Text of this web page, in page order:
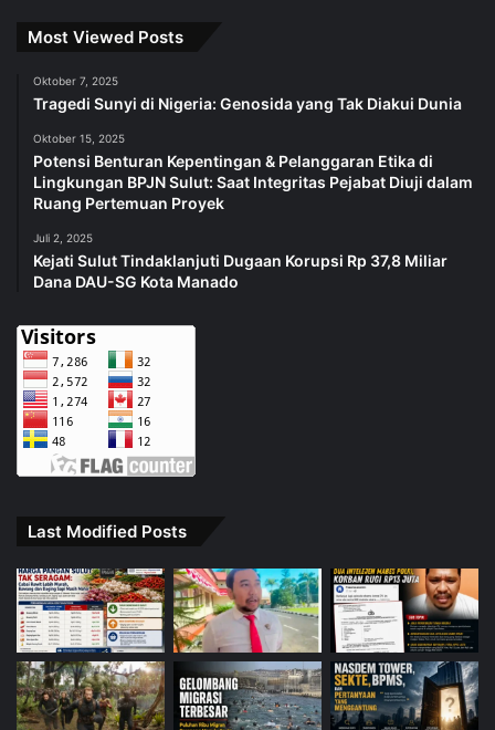
Most Viewed Posts
Oktober 7, 2025
Tragedi Sunyi di Nigeria: Genosida yang Tak Diakui Dunia
Oktober 15, 2025
Potensi Benturan Kepentingan & Pelanggaran Etika di
Lingkungan BPJN Sulut: Saat Integritas Pejabat Diuji dalam
Ruang Pertemuan Proyek
Juli 2, 2025
Kejati Sulut Tindaklanjuti Dugaan Korupsi Rp 37,8 Miliar
Dana DAU-SG Kota Manado
Last Modified Posts